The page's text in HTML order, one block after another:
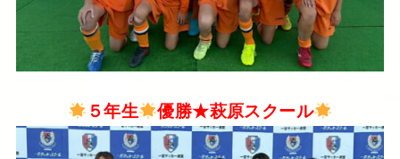
５年生 優勝★萩原スクール